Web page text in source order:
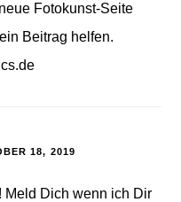
Fotokunst-Seite
Beitrag helfen.
18, 2019
Meld Dich wenn ich Dir